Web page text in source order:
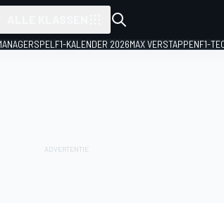
F1-KALENDER 2026MAX VERSTAPPENF1-